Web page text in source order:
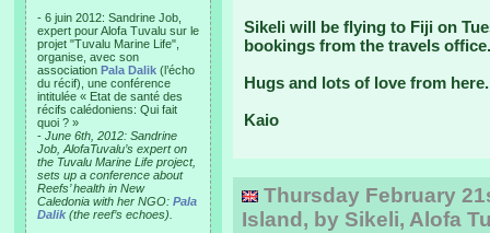
- 6 juin 2012: Sandrine Job,
expert pour Alofa Tuvalu sur le
projet "Tuvalu Marine Life",
organise, avec son
association Pala Dalik (l’écho
du récif), une conférence
intitulée « Etat de santé des
récifs calédoniens: Qui fait
quoi ? »
- June 6th, 2012: Sandrine
Job, AlofaTuvalu’s expert on
the Tuvalu Marine Life project,
sets up a conference about
Reefs’ health in New
Caledonia with her NGO: Pala
Dalik (the reef’s echoes).
Sikeli will be flying to Fiji on
bookings from the travels office.
Hugs and lots of love from here.
Kaio
Thursday February
Island, by Sikeli, Alofa